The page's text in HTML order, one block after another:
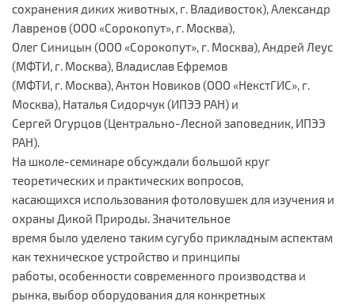
сохранения диких животных, г. Владивосток), Александр
Лавренов (ООО «Сорокопут», г. Москва),
Олег Синицын (ООО «Сорокопут», г. Москва), Андрей Леус
(МФТИ, г. Москва), Владислав Ефремов
(МФТИ, г. Москва), Антон Новиков (ООО «НекстГИС», г.
Москва), Наталья Сидорчук (ИПЭЭ РАН) и
Сергей Огурцов (Центрально-Лесной заповедник, ИПЭЭ
РАН).
На школе-семинаре обсуждали большой круг
теоретических и практических вопросов,
касающихся использования фотоловушек для изучения и
охраны Дикой Природы. Значительное
время было уделено таким сугубо прикладным аспектам
как техническое устройство и принципы
работы, особенности современного производства и
рынка, выбор оборудования для конкретных